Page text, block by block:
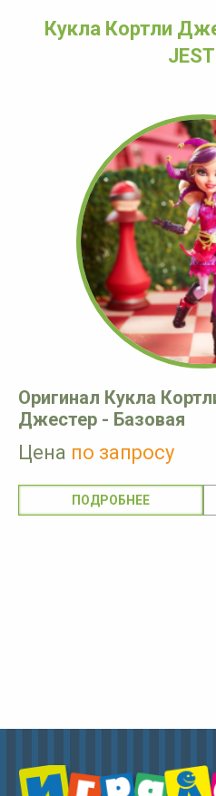
Кукла Кортли
Оригинал Кукла
Джестер - Базовая
Цена по запросу
ПОДРОБНЕЕ